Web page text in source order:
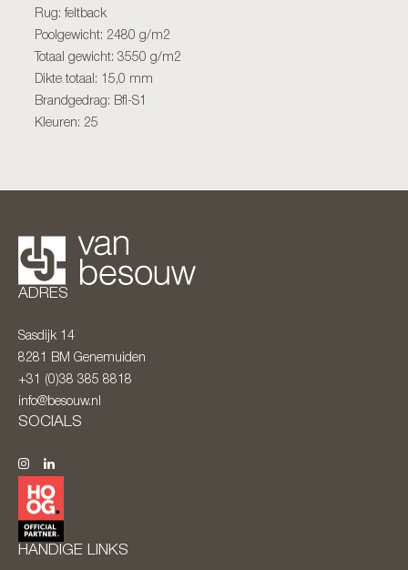
Rug: feltback
Poolgewicht: 2480 g/m2
Totaal gewicht: 3550 g/m2
Dikte totaal: 15,0 mm
Brandgedrag: Bfl-S1
Kleuren: 25
ADRES
Sasdijk 14
8281 BM Genemuiden
+31 (0)38 385 8818
info@besouw.nl
SOCIALS
HANDIGE LINKS